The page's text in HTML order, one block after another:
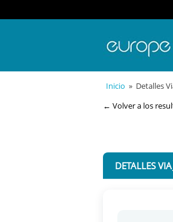
Inicio » Detalles
← Volver a los
DETALLES